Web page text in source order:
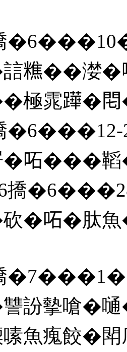
漤
極雿
鞱
肽魚
訜摰嗆�
魚瘣餃�